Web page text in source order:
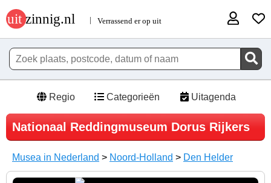
Regio Categorieën Uitagenda
Nationaal Reddingmuseum Dorus Rijkers
Musea in Nederland > Noord-Holland > Den Helder